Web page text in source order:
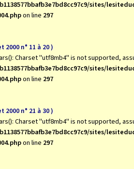
sites/
on line 297
2000 n° 11 à 20 )
Charset "utf8mb4" is not supported,
sites/
on line 297
2000 n° 21 à 30 )
Charset "utf8mb4" is not supported,
sites/
on line 297